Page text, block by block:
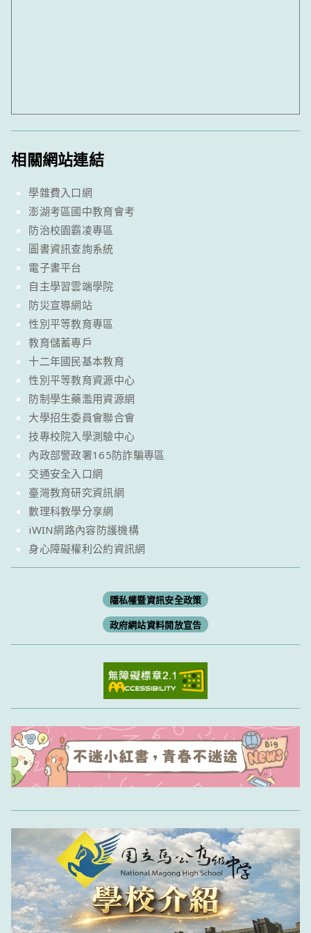
相關網站連結
學雜費入口網
澎湖考區國中教育會考
防治校園霸凌專區
圖書資訊查詢系統
電子書平台
自主學習雲端學院
防災宣導網站
性別平等教育專區
教育儲蓄專戶
十二年國民基本教育
性別平等教育資源中心
防制學生藥濫用資源網
大學招生委員會聯合會
技專校院入學測驗中心
內政部警政署165防詐騙專區
交通安全入口網
臺灣教育研究資訊網
數理科教學分享網
iWIN網路內容防護機構
身心障礙權利公約資訊網
隱私權暨資訊安全政策
政府網站資料開放宣告